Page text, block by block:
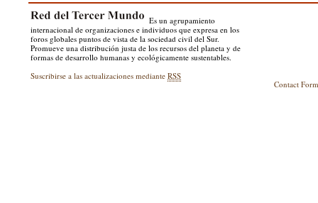
Es un agrupamiento
internacional de organizaciones e individuos que expresa en los
foros globales puntos de vista de la sociedad civil del Sur.
Promueve una distribución justa de los recursos del planeta y de
formas de desarrollo humanas y ecológicamente sustentables.
Suscribirse a las actualizaciones medianteRSS
Contact Form